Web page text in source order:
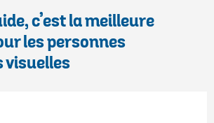
c’est la meilleure
les personnes
visuelles